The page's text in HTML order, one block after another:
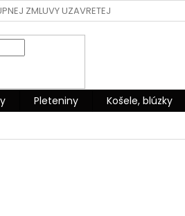
ZMLUVY UZAVRETEJ NA DIAĽKU
Pleteniny Košele, blúzky